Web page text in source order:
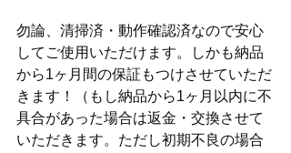
勿論、清掃済・動作確認済なので安心
してご使用いただけます。しかも納品
から1ヶ月間の保証もつけさせていただ
きます！（もし納品から1ヶ月以内に不
具合があった場合は返金・交換させて
いただきます。ただし初期不良の場合